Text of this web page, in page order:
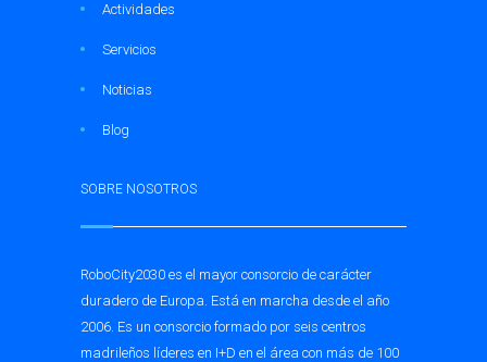
Actividades
Servicios
Noticias
Blog
SOBRE NOSOTROS
RoboCity2030 es el mayor consorcio de carácter
duradero de Europa. Está en marcha desde el año
2006. Es un consorcio formado por seis centros
madrileños líderes en I+D en el área con más de 100